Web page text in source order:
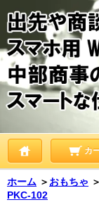
カ
ホーム ＞ おもちゃ ＞
PKC-102